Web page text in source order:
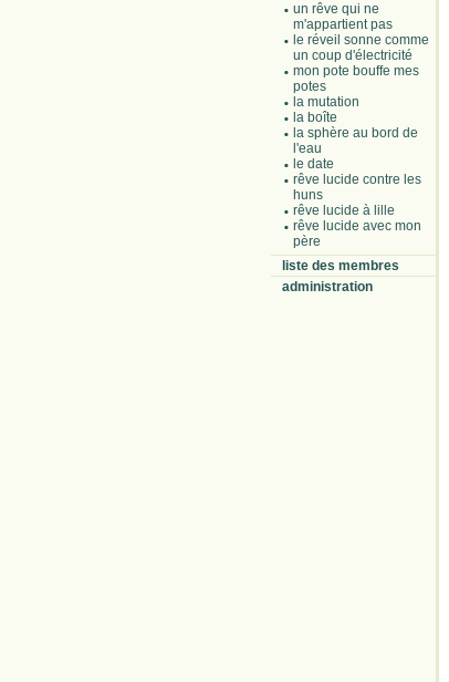
un rêve qui ne
m'appartient pas
le réveil sonne comme
un coup d'électricité
mon pote bouffe mes
potes
la mutation
la boîte
la sphère au bord de
l'eau
le date
rêve lucide contre les
huns
rêve lucide à lille
rêve lucide avec mon
père
liste des membres
administration